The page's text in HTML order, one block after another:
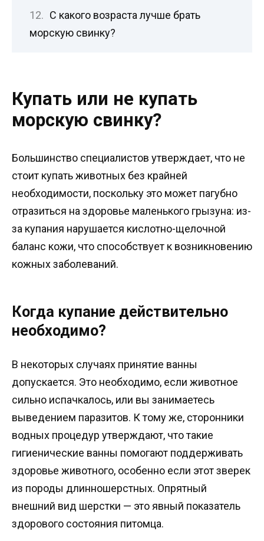
С какого возраста лучше брать
морскую свинку?
Купать или не купать
морскую свинку?
Большинство специалистов утверждает, что не
стоит купать животных без крайней
необходимости, поскольку это может пагубно
отразиться на здоровье маленького грызуна: из-
за купания нарушается кислотно-щелочной
баланс кожи, что способствует к возникновению
кожных заболеваний.
Когда купание действительно
необходимо?
В некоторых случаях принятие ванны
допускается. Это необходимо, если животное
сильно испачкалось, или вы занимаетесь
выведением паразитов. К тому же, сторонники
водных процедур утверждают, что такие
гигиенические ванны помогают поддерживать
здоровье животного, особенно если этот зверек
из породы длинношерстных. Опрятный
внешний вид шерстки — это явный показатель
здорового состояния питомца.